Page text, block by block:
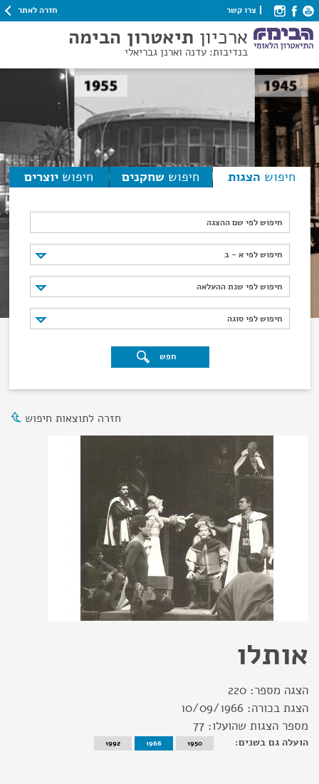
צרו קשר חזרה לאתר
ארכיון תיאטרון הבימה
בנדיבות: עדנה וארנן גבריאלי
חיפוש הצגות חיפוש שחקנים חיפוש יוצרים
חיפוש לפי שם ההצגה
חיפוש לפי א - ב
חיפוש לפי א - ב
חיפוש לפי שנת ההעלאה
חיפוש לפי שנת ההעלאה
חיפוש לפי סוגה
חיפוש לפי סוגה
חפש
חזרה לתוצאות חיפוש
אותלו
הצגה מספר: 220
הצגת בכורה: 10/09/1966
מספר הצגות שהועלו: 77
הועלה גם בשנים: 1950
1966
1992